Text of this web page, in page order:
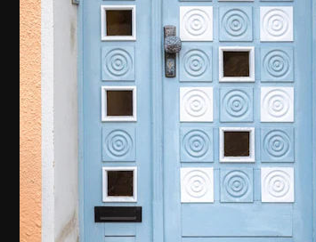
Copyright © 2010- 2026Freepik Company S.L.U.